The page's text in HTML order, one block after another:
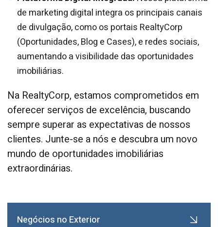
Negócios no Exterior
de marketing digital integra os principais canais
de divulgação, como os portais RealtyCorp
(Oportunidades, Blog e Cases), e redes sociais,
aumentando a visibilidade das oportunidades
imobiliárias.
Na RealtyCorp, estamos comprometidos em
oferecer serviços de excelência, buscando
sempre superar as expectativas de nossos
clientes. Junte-se a nós e descubra um novo
mundo de oportunidades imobiliárias
extraordinárias.